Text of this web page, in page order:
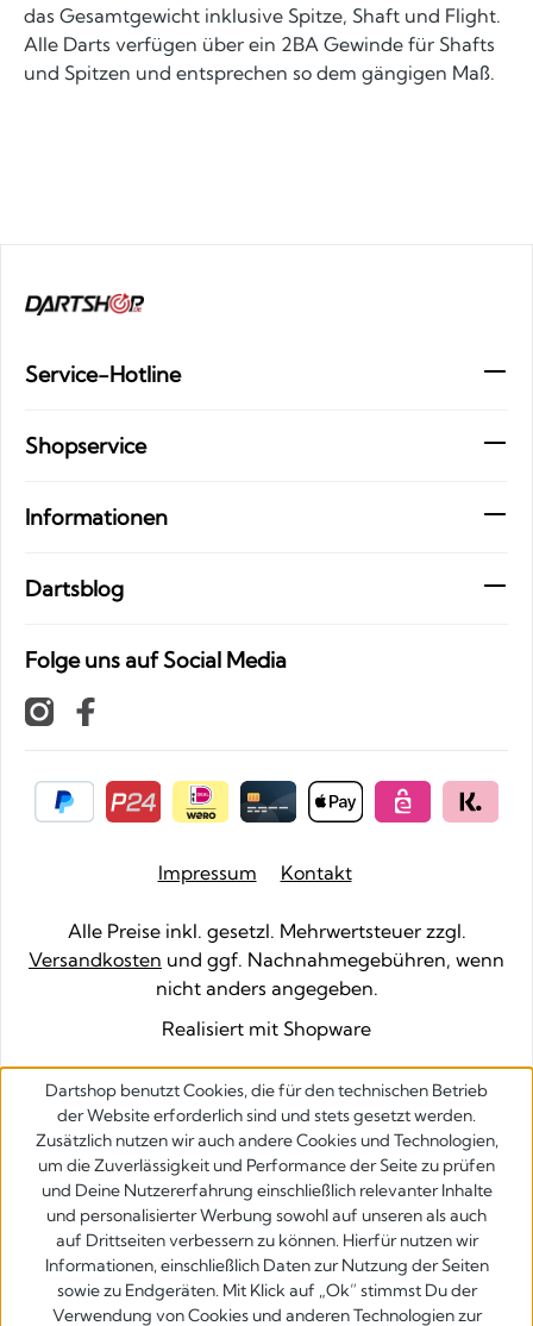
das Gesamtgewicht inklusive Spitze, Shaft und Flight.
Alle Darts verfügen über ein 2BA Gewinde für Shafts
und Spitzen und entsprechen so dem gängigen Maß.
Service-Hotline
Shopservice
Informationen
Dartsblog
Folge uns auf Social Media
Impressum Kontakt
Alle Preise inkl. gesetzl. Mehrwertsteuer zzgl.
Versandkosten und ggf. Nachnahmegebühren, wenn
nicht anders angegeben.
Realisiert mit Shopware
Dartshop benutzt Cookies, die für den technischen Betrieb
der Website erforderlich sind und stets gesetzt werden.
Zusätzlich nutzen wir auch andere Cookies und Technologien,
um die Zuverlässigkeit und Performance der Seite zu prüfen
und Deine Nutzererfahrung einschließlich relevanter Inhalte
und personalisierter Werbung sowohl auf unseren als auch
auf Drittseiten verbessern zu können. Hierfür nutzen wir
Informationen, einschließlich Daten zur Nutzung der Seiten
sowie zu Endgeräten. Mit Klick auf „Ok” stimmst Du der
Verwendung von Cookies und anderen Technologien zur